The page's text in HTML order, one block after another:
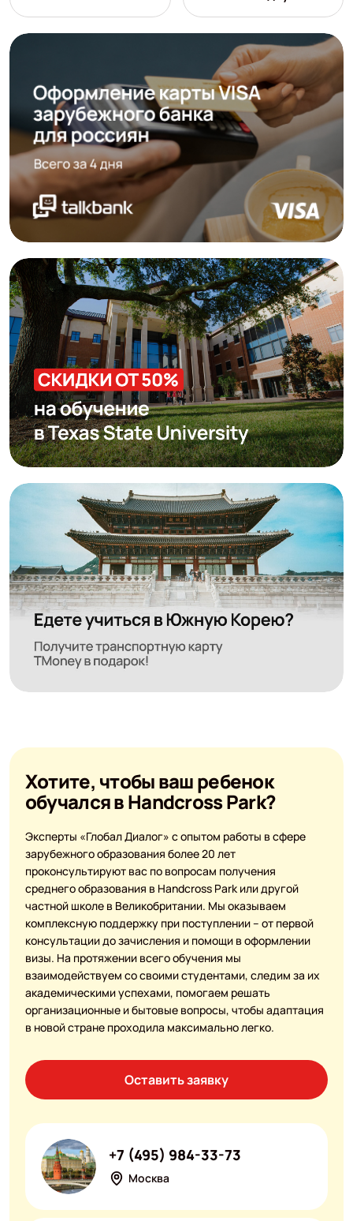
Хотите, чтобы ваш ребенок
обучался в Handcross Park?
Эксперты «Глобал Диалог» с опытом работы в сфере
зарубежного образования более 20 лет
проконсультируют вас по вопросам получения
среднего образования в Handcross Park или другой
частной школе в Великобритании. Мы оказываем
комплексную поддержку при поступлении – от первой
консультации до зачисления и помощи в оформлении
визы. На протяжении всего обучения мы
взаимодействуем со своими студентами, следим за их
академическими успехами, помогаем решать
организационные и бытовые вопросы, чтобы адаптация
в новой стране проходила максимально легко.
Оставить заявку
Москва
+7 (495) 984-33-73